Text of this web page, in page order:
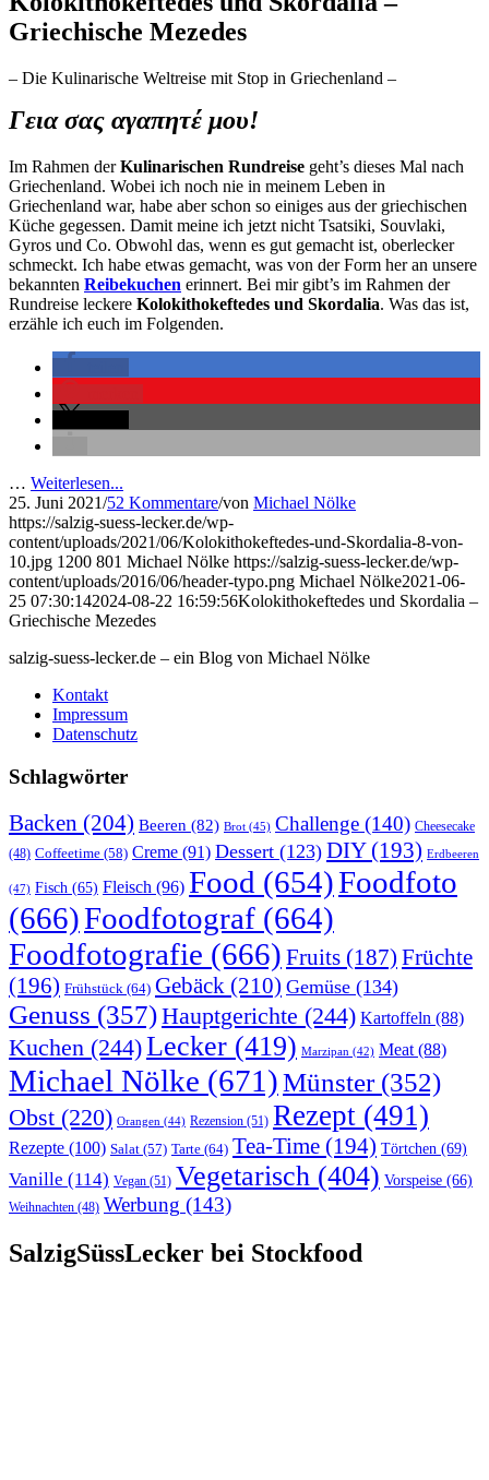
Griechische Mezedes
– Die Kulinarische Weltreise mit Stop in Griechenland –
Γεια σας αγαπητέ μου!
Im Rahmen derKulinarischen Rundreise geht’s dieses Mal nach
Griechenland. Wobei ich noch nie in meinem Leben in
Griechenland war, habe aber schon so einiges aus der griechischen
Küche gegessen. Damit meine ich jetzt nicht Tsatsiki, Souvlaki,
Gyros und Co. Obwohl das, wenn es gut gemacht ist, oberlecker
schmeckt. Ich habe etwas gemacht, was von der Form her an unsere
bekannten Reibekuchen erinnert. Bei mir gibt’s im Rahmen der
Rundreise leckere Kolokithokeftedes und Skordalia. Was das ist,
erzähle ich euch im Folgenden.
… Weiterlesen...
25. Juni 2021/52 Kommentare/von Michael Nölke
https://salzig-suess-lecker.de/wp-
content/uploads/2021/06/Kolokithokeftedes-und-Skordalia-8-von-
10.jpg 1200 801 Michael Nölke https://salzig-suess-lecker.de/wp-
content/uploads/2016/06/header-typo.png Michael Nölke2021-06-
25 07:30:142024-08-22 16:59:56Kolokithokeftedes und Skordalia –
Griechische Mezedes
salzig-suess-lecker.de – ein Blog von Michael Nölke
Kontakt
Impressum
Datenschutz
Schlagwörter
Backen (204) Beeren (82) Brot (45) Challenge (140) Cheesecake
(48) Coffeetime (58) Creme (91) Dessert (123) DIY(193) Erdbeeren
(47) Fisch (65) Fleisch (96) Food (654)Foodfoto
(666)Foodfotograf (664)
Foodfotografie (666) Fruits (187) Früchte
(196) Frühstück (64) Gebäck (210) Gemüse (134)
Genuss (357)Hauptgerichte (244) Kartoffeln (88)
Kuchen (244)Lecker (419) Marzipan (42) Meat (88)
Michael Nölke (671)Münster(352)
Obst (220) Orangen (44) Rezension (51) Rezept (491)
Rezepte (100) Salat (57) Tarte (64) Tea-Time (194) Törtchen (69)
Vanille (114) Vegan (51) Vegetarisch (404) Vorspeise (66)
Weihnachten (48) Werbung (143)
SalzigSüssLecker bei Stockfood